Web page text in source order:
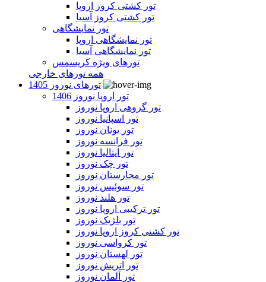
تور کشتی کروز اروپا
تور کشتی کروز آسیا
تور نمایشگاهی
تور نمایشگاهی اروپا
تور نمایشگاهی آسیا
تورهای ویژه کریسمس
همه تورهای خارجی
تورهای نوروز 1405
تور اروپا نوروز 1406
تور گروهی اروپا نوروز
تور اسپانیا نوروز
تور یونان نوروز
تور فرانسه نوروز
تور ایتالیا نوروز
تور چک نوروز
تور مجارستان نوروز
تور سوئیس نوروز
تور هلند نوروز
تور ترکیبی اروپا نوروز
تور بلژیک نوروز
تور کشتی کروز اروپا نوروز
تور کرواسی نوروز
تور لهستان نوروز
تور اتریش نوروز
تور آلمان نوروز